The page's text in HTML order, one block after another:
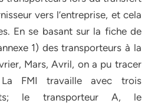
vers l’entreprise, et cela
En se basant sur la fiche de
1) des transporteurs à la
Mars, Avril, on a pu tracer
FMI travaille avec trois
le transporteur A, le